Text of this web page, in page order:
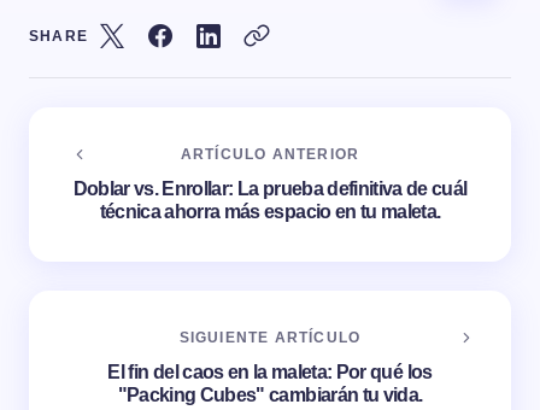
SHARE
ARTÍCULO ANTERIOR
Doblar vs. Enrollar: La prueba definitiva de cuál
técnica ahorra más espacio en tu maleta.
SIGUIENTE ARTÍCULO
El fin del caos en la maleta: Por qué los
"Packing Cubes" cambiarán tu vida.